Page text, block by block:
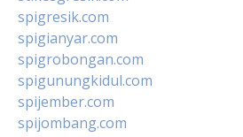
spigresik.com
spigianyar.com
spigrobongan.com
spigunungkidul.com
spijember.com
spijombang.com